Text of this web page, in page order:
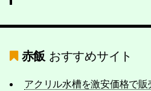
赤飯 おすすめサイト
アクリル水槽を激安価格で